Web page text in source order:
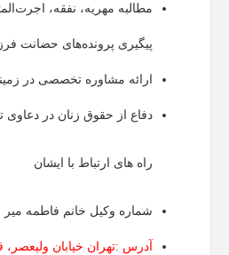
مطالبه مهریه، نفقه،
پیگیری پرونده‌های حضانت
ارائه مشاوره تخصصی در
دفاع از حقوق زنان در دعاوی
راه های ارتباط با ایشان
شماره وکیل خانم فاطمه میر
آدرس :تهران خیابان ولیعصر،